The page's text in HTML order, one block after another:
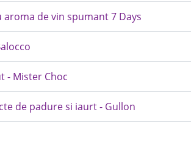
aroma de vin spumant 7 Days
- Mister Choc
de padure si iaurt - Gullon